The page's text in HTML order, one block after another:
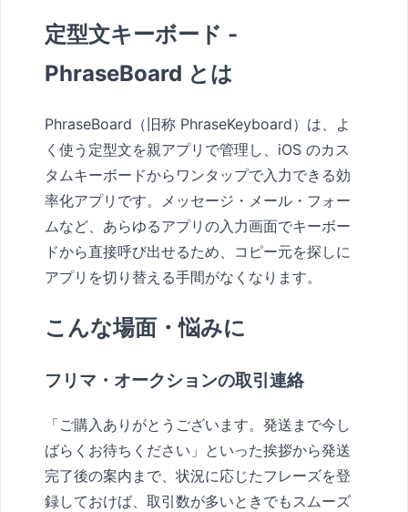
定型文キーボード -
PhraseBoard とは
PhraseBoard（旧称 PhraseKeyboard）は、よ
く使う定型文を親アプリで管理し、iOS のカス
タムキーボードからワンタップで入力できる効
率化アプリです。メッセージ・メール・フォー
ムなど、あらゆるアプリの入力画面でキーボー
ドから直接呼び出せるため、コピー元を探しに
アプリを切り替える手間がなくなります。
こんな場面・悩みに
フリマ・オークションの取引連絡
「ご購入ありがとうございます。発送まで今し
ばらくお待ちください」といった挨拶から発送
完了後の案内まで、状況に応じたフレーズを登
録しておけば、取引数が多いときでもスムーズ